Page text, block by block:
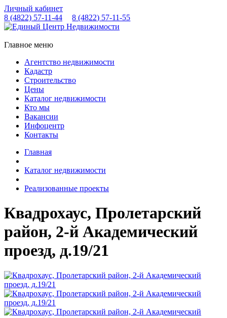
Личный кабинет
8 (4822) 57-11-44 8 (4822) 57-11-55
Главное меню
Агентство недвижимости
Кадастр
Строительство
Цены
Каталог недвижимости
Кто мы
Вакансии
Инфоцентр
Контакты
Главная
Каталог недвижимости
Реализованные проекты
Квадрохаус, Пролетарский
район, 2-й Академический
проезд, д.19/21